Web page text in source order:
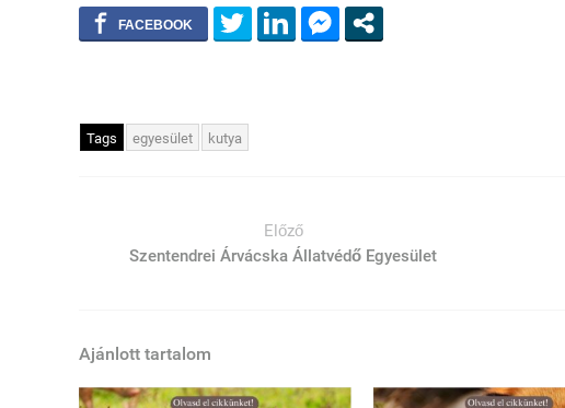
Tags egyesület kutya
Előző
Szentendrei Árvácska Állatvédő Egyesület
Ajánlott tartalom